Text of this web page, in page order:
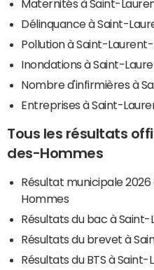
Maternités à Saint-
Délinquance à Saint-
Pollution à Saint-
Inondations à Saint-
Nombre d'infirmières à
Entreprises à Saint-
Tous les résultats
des-Hommes
Résultat municipale
Hommes
Résultats du bac à
Résultats du brevet à
Résultats du BTS à